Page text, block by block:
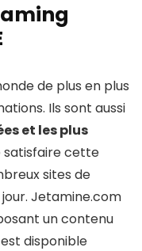
de plus en plus
Ils sont aussi
et les plus
satisfaire cette
sites de
Jetamine.com
un contenu
disponible